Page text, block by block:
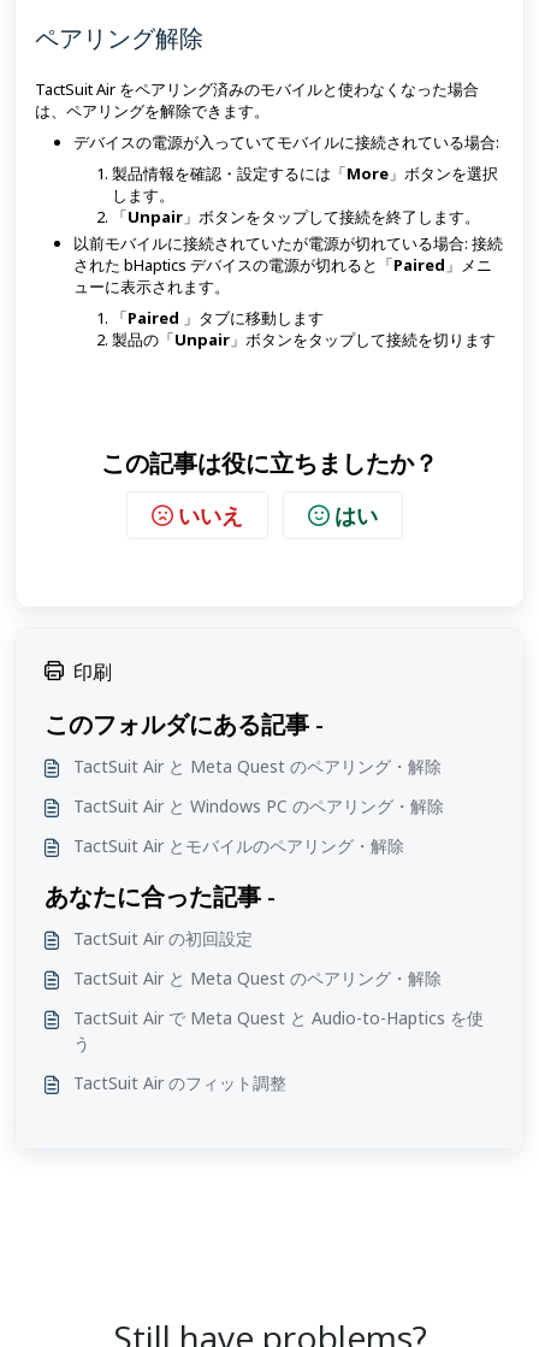
ペアリング解除
TactSuit Air をペアリング済みのモバイルと使わなくなった場合
は、ペアリングを解除できます。
デバイスの電源が入っていてモバイルに接続されている場合:
製品情報を確認・設定するには「More 」ボタンを選択
します。
「Unpair 」ボタンをタップして接続を終了します。
以前モバイルに接続されていたが電源が切れている場合: 接続
された bHaptics デバイスの電源が切れると「Paired 」メニ
ューに表示されます。
「Paired 」タブに移動します
製品の「Unpair 」ボタンをタップして接続を切ります
この記事は役に立ちましたか？
いいえ はい
印刷
このフォルダにある記事 -
TactSuit Air と Meta Quest のペアリング・解除
TactSuit Air と Windows PC のペアリング・解除
TactSuit Air とモバイルのペアリング・解除
あなたに合った記事 -
TactSuit Air の初回設定
TactSuit Air と Meta Quest のペアリング・解除
TactSuit Air で Meta Quest と Audio-to-Haptics を使
う
TactSuit Air のフィット調整
Still have problems?